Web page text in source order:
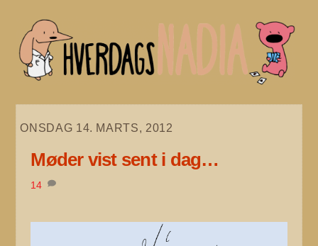
content
ONSDAG 14. MARTS, 2012
Møder vist sent i dag…
14